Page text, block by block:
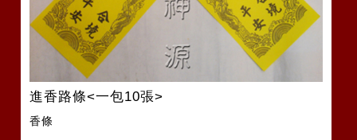
進香路條<一包10張>
香條